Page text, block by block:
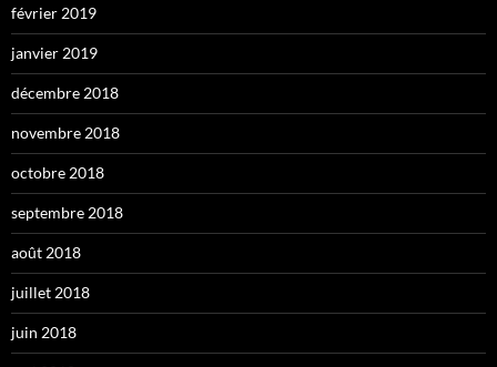
février 2019
janvier 2019
décembre 2018
novembre 2018
octobre 2018
septembre 2018
août 2018
juillet 2018
juin 2018